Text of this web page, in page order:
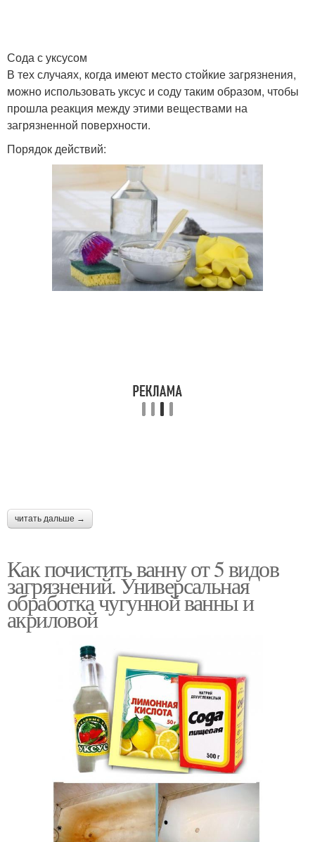
Сода с уксусом
В тех случаях, когда имеют место стойкие загрязнения,
можно использовать уксус и соду таким образом, чтобы
прошла реакция между этими веществами на
загрязненной поверхности.
Порядок действий:
читать дальше →
Как почистить ванну от 5 видов
загрязнений. Универсальная
обработка чугунной ванны и
акриловой